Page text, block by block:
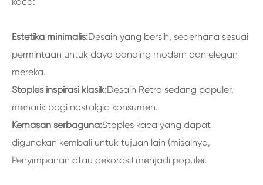
Estetika minimalis:Desain yang bersih, sederhana sesuai
permintaan untuk daya banding modern dan elegan
mereka.
Stoples inspirasi klasik:Desain Retro sedang populer,
menarik bagi nostalgia konsumen.
Kemasan serbaguna:Stoples kaca yang dapat
digunakan kembali untuk tujuan lain (misalnya,
Penyimpanan atau dekorasi) menjadi populer.